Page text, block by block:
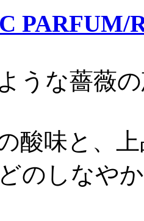
PARFUM/
うな薔薇
酸味と、
のしなや